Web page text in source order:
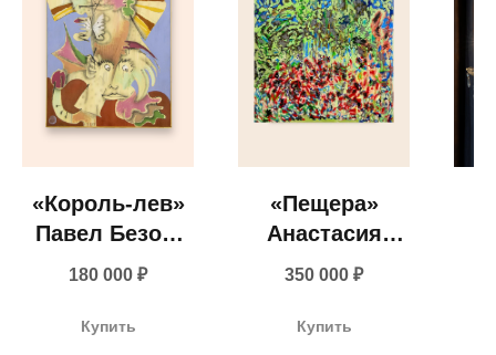
«Король-лев»
Павел Безор,
2025
180 000 ₽
Купить
«Пещера»
Анастасия
Дунаева, 2025
350 000 ₽
Купить
+ 7 980 170-17-57
info@gallerique.ru